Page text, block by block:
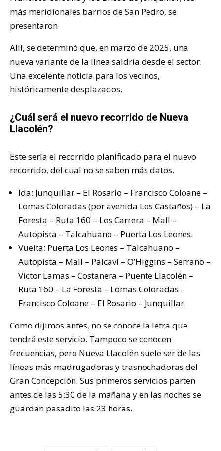
más meridionales barrios de San Pedro, se
presentaron.
Allí, se determinó que, en marzo de 2025, una
nueva variante de la línea saldría desde el sector.
Una excelente noticia para los vecinos,
históricamente desplazados.
¿Cuál será el nuevo recorrido de Nueva
Llacolén?
Este sería el recorrido planificado para el nuevo
recorrido, del cual no se saben más datos.
Ida: Junquillar – El Rosario – Francisco Coloane –
Lomas Coloradas (por avenida Los Castaños) – La
Foresta – Ruta 160 – Los Carrera – Mall –
Autopista – Talcahuano – Puerta Los Leones.
Vuelta: Puerta Los Leones – Talcahuano –
Autopista – Mall – Paicaví – O’Higgins – Serrano –
Víctor Lamas – Costanera – Puente Llacolén –
Ruta 160 – La Foresta – Lomas Coloradas –
Francisco Coloane – El Rosario – Junquillar.
Como dijimos antes, no se conoce la letra que
tendrá este servicio. Tampoco se conocen
frecuencias, pero Nueva Llacolén suele ser de las
líneas más madrugadoras y trasnochadoras del
Gran Concepción. Sus primeros servicios parten
antes de las 5:30 de la mañana y en las noches se
guardan pasadito las 23 horas.